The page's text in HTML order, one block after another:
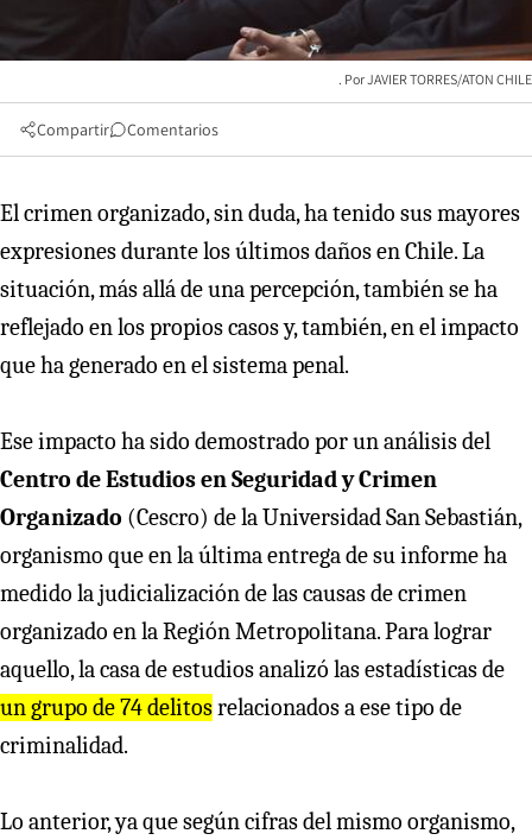
JAVIER TORRES/ATON CHILE
Compartir Comentarios
El crimen organizado, sin duda, ha tenido sus mayores
expresiones durante los últimos daños en Chile. La
situación, más allá de una percepción, también se ha
reflejado en los propios casos y, también, en el impacto
que ha generado en el sistema penal.
Ese impacto ha sido demostrado por un análisis del
Centro de Estudios en Seguridad y Crimen
Organizado (Cescro) de la Universidad San Sebastián,
organismo que en la última entrega de su informe ha
medido la judicialización de las causas de crimen
organizado en la Región Metropolitana. Para lograr
aquello, la casa de estudios analizó las estadísticas de
un grupo de 74 delitosrelacionados a ese tipo de
criminalidad.
Lo anterior, ya que según cifras del mismo organismo,